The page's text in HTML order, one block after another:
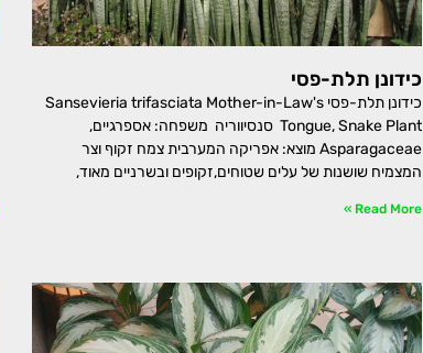
כידונן תלת-פסי
כידונן תלת-פסי Sansevieria trifasciata Mother-in-Law's
Tongue, Snake Plant סנסיווריה משפחה: אספרגיים,
Asparagaceae מוצא: אפריקה המערבית צמח זקוף וצר
המצמיח שושנות של עלים שטוחים,זקופים ובשרניים מאוד,
Read More »